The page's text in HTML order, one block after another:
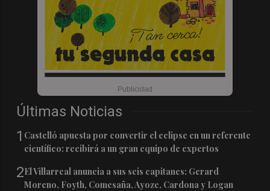
Últimas Noticias
1 Castelló apuesta por convertir el eclipse en un referente
científico: recibirá a un gran equipo de expertos
2El Villarreal anuncia a sus seis capitanes: Gerard
Moreno, Foyth, Comesaña, Ayoze, Cardona y Logan